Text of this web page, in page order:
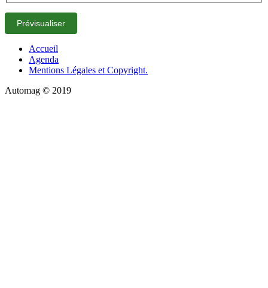
Accueil
Agenda
Mentions Légales et Copyright.
Automag © 2019